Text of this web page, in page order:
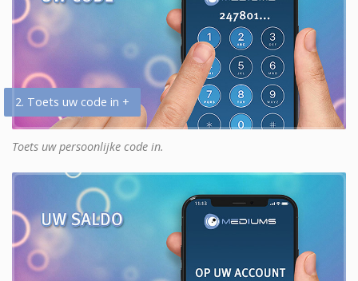
2. Toets uw code in +
Toets uw persoonlijke code in.